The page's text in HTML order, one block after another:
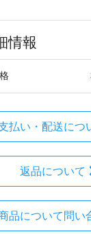
情報
払い・配送につ
返品について
品について問い